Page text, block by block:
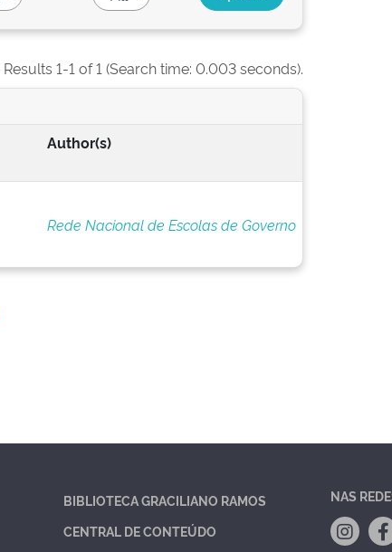
Results 1-1 of 1 (Search time: 0.003 seconds).
Author(s)
Rede Nacional de Escolas de Governo
BIBLIOTECA GRACILIANO RAMOS
CENTRAL DE CONTEÚDO
NAS